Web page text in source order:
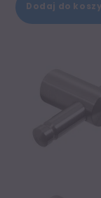
Dodaj do